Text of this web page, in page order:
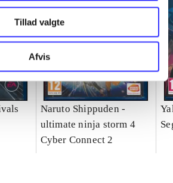
Tillad valgte
Afvis
Naruto Shippuden -
ultimate ninja storm 4
Cyber Connect 2